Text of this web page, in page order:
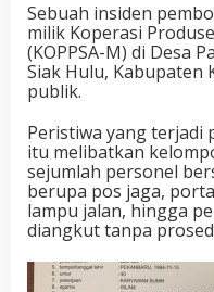
Sebuah insiden
milik Koperasi
(KOPPSA-M) di Desa
Siak Hulu, Kabupaten
publik.
Peristiwa yang terjadi
itu melibatkan
sejumlah personel
berupa pos jaga,
lampu jalan, hingga
diangkut tanpa